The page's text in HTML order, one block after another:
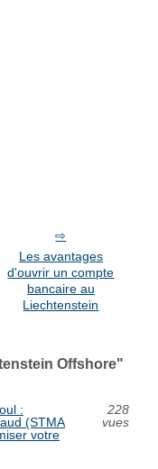
Les avantages
d'ouvrir un compte
bancaire au
Liechtenstein
Offshore"
:
(STMA
votre
228
vues